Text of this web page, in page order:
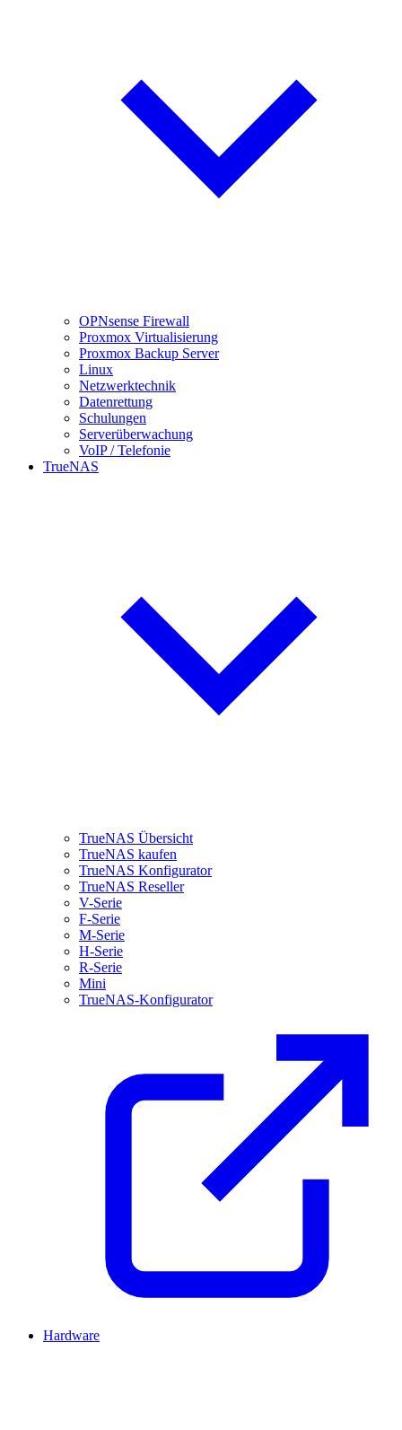
OPNsense Firewall
Proxmox Virtualisierung
Proxmox Backup Server
Linux
Netzwerktechnik
Datenrettung
Schulungen
Serverüberwachung
VoIP / Telefonie
TrueNAS
TrueNAS Übersicht
TrueNAS kaufen
TrueNAS Konfigurator
TrueNAS Reseller
V-Serie
F-Serie
M-Serie
H-Serie
R-Serie
Mini
TrueNAS-Konfigurator
Hardware